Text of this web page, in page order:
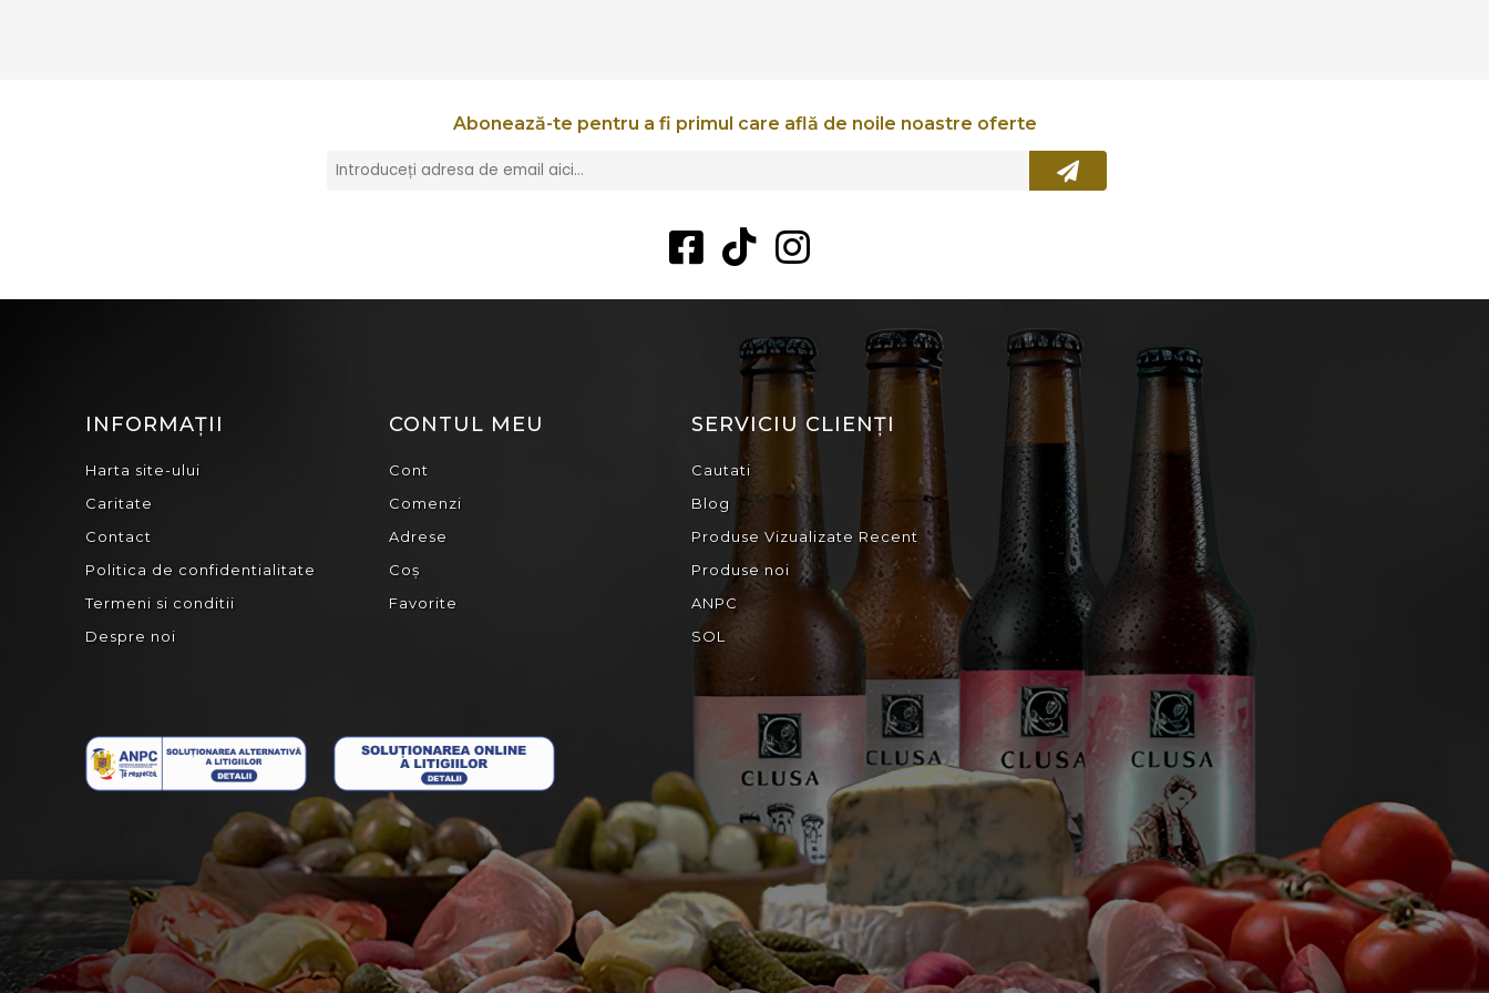
Abonează-te pentru a fi primul care află de noile noastre oferte
INFORMAȚII
Harta site-ului
Caritate
Contact
Politica de confidentialitate
Termeni si conditii
Despre noi
CONTUL MEU
Cont
Comenzi
Adrese
Coș
Favorite
SERVICIU CLIENȚI
Cautati
Blog
Produse Vizualizate Recent
Produse noi
ANPC
SOL